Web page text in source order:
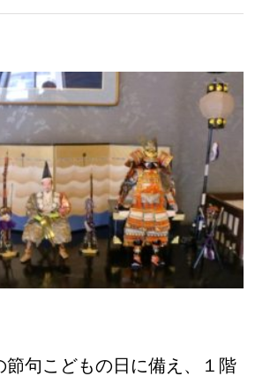
節句こどもの日に備え、１階